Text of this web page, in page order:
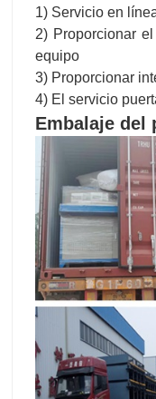
1) Servicio en
2) Proporcionar
equipo
3) Proporcionar
4) El servicio
Embalaje del